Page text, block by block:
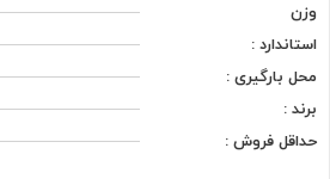
وزن
استاندارد :
محل بارگیری :
برند :
حداقل فروش :